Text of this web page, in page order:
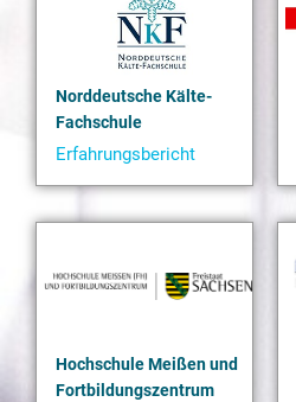
Norddeutsche Kälte-
Fachschule
Erfahrungsbericht
Hochschule Meißen und
Fortbildungszentrum